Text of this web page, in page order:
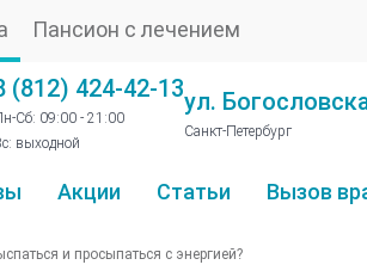
Пансион с лечением
(812) 424-42-13
Сб: 09:00 - 21:00
выходной
ул.
Санкт-Петербург
Акции Статьи Вызов
и просыпаться с энергией?